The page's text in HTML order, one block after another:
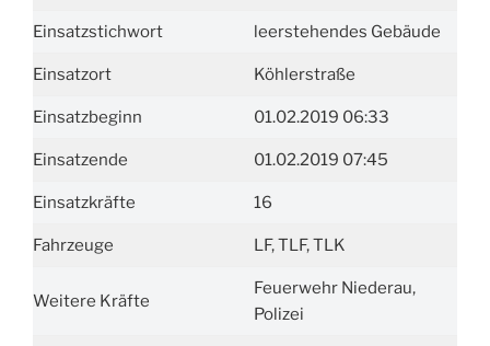
Einsatzstichwort leerstehendes Gebäude
Einsatzort Köhlerstraße
Einsatzbeginn 01.02.2019 06:33
Einsatzende 01.02.2019 07:45
Einsatzkräfte 16
Fahrzeuge LF, TLF, TLK
Weitere Kräfte
Feuerwehr Niederau,
Polizei